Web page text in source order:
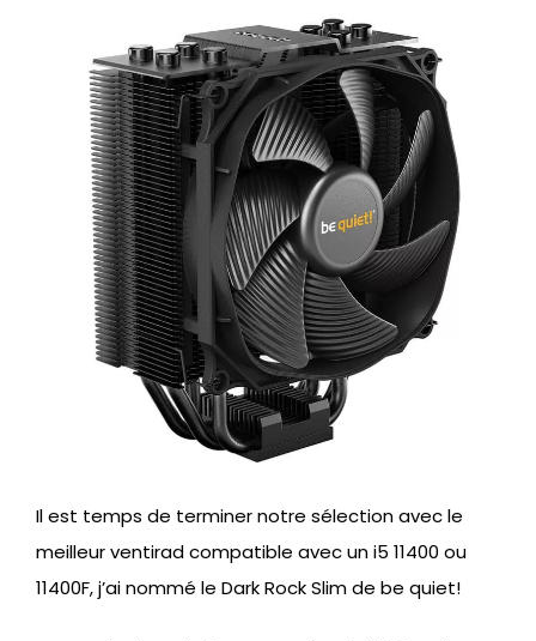
Il est temps de terminer notre sélection avec le
meilleur ventirad compatible avec un i5 11400 ou
11400F, j’ai nommé le Dark Rock Slim de be quiet!